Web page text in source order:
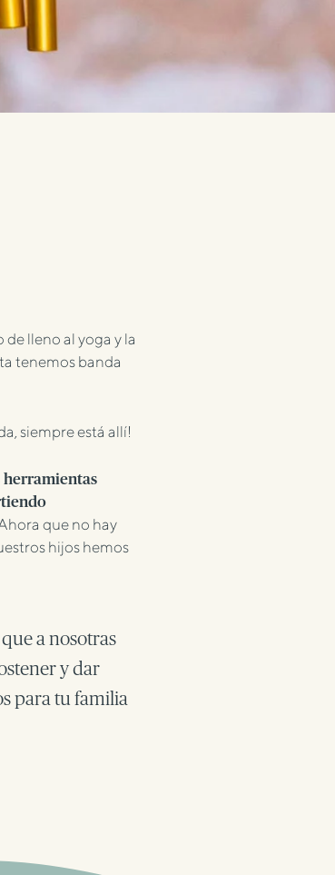
lleno al yoga y la
tenemos banda
siempre está allí!
herramientas
que no hay
hijos hemos
a nosotras
y dar
para tu familia